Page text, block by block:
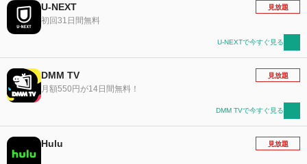
U-NEXT
初回31日間無料
見放題
U-NEXTで今すぐ見る
DMM TV
月額550円が14日間無料！
見放題
DMM TVで今すぐ見る
Hulu 見放題